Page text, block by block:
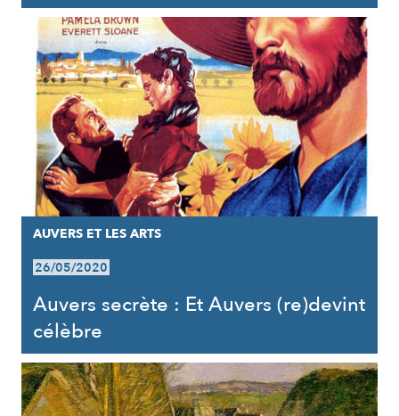
AUVERS ET LES ARTS
26/05/2020
Auvers secrète : Et Auvers (re)devint
célèbre